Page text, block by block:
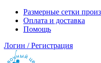
Размерные сетки
Оплата и доставка
Помощь
Логин / Регистрация